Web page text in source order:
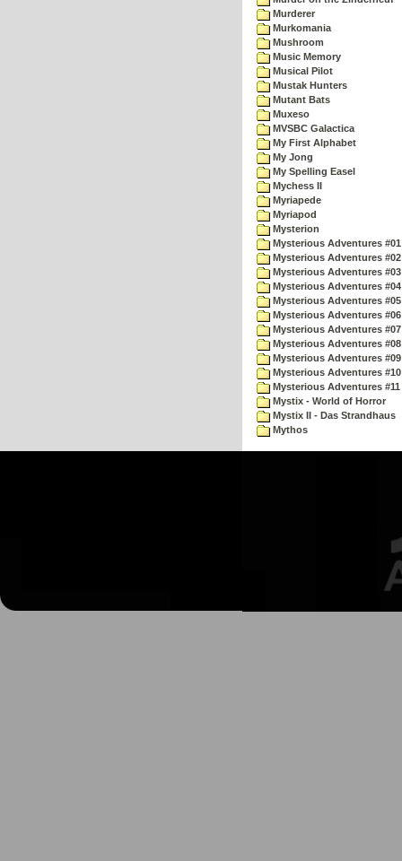
Murderer
Murkomania
Mushroom
Music Memory
Musical Pilot
Mustak Hunters
Mutant Bats
Muxeso
MVSBC Galactica
My First Alphabet
My Jong
My Spelling Easel
Mychess II
Myriapede
Myriapod
Mysterion
Mysterious Adventures
Mysterious Adventures
Mysterious Adventures
Mysterious Adventures
Mysterious Adventures
Mysterious Adventures
Mysterious Adventures
Mysterious Adventures
Mysterious Adventures
Mysterious Adventures
Mysterious Adventures
Mystix - World of Horror
Mystix II - Das Strandhaus
Mythos